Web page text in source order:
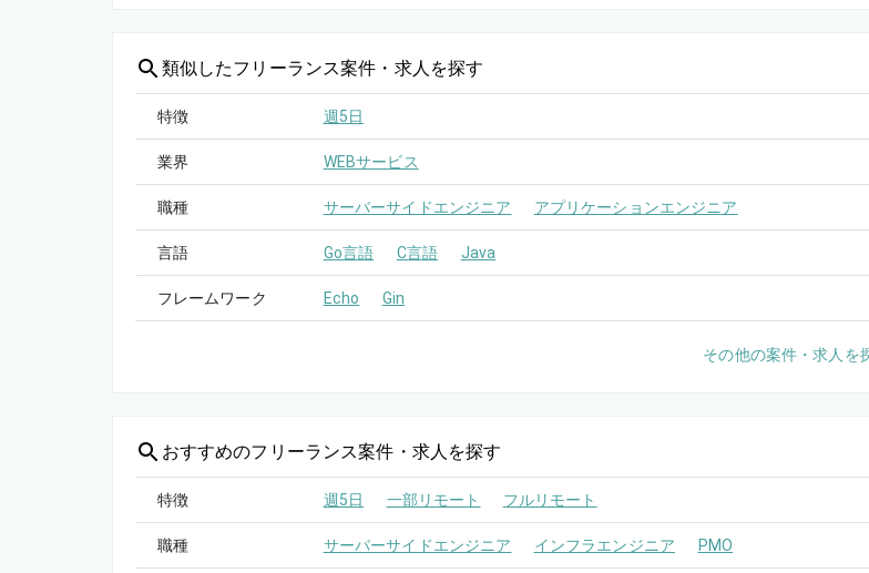
類似したフリーランス案件・求人を探す
特徴 週5日
業界 WEBサービス
職種 サーバーサイドエンジニア アプリケーションエンジニア
言語 Go言語 C言語 Java
フレームワーク Echo Gin
その他の案件・求人を
おすすめのフリーランス案件・求人を探す
特徴 週5日 一部リモート フルリモート
職種 サーバーサイドエンジニア インフラエンジニア PMO